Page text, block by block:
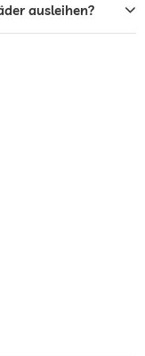
Piste
ausleihen?